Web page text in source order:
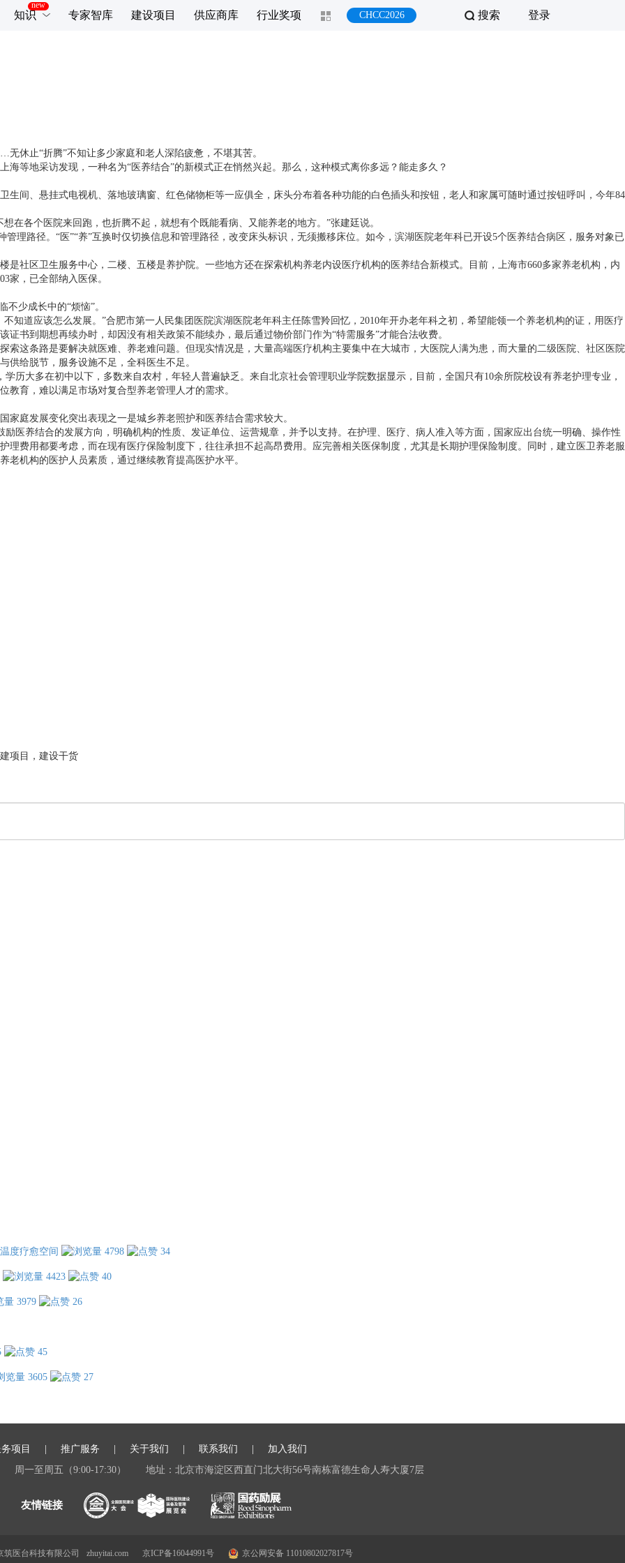
登录
搜索
知识 专家智库 建设项目 供应商库 行业奖项 CHCC2026
休止“折腾”不知让多少家庭和老人深陷疲惫，不堪其苦。
等地采访发现，一种名为“医养结合”的新模式正在悄然兴起。那么，这种模式离你多远？能走多久？
间、悬挂式电视机、落地玻璃窗、红色储物柜等一应俱全，床头分布着各种功能的白色插头和按钮，老人和家属可随时通过按钮呼叫，今年84
在各个医院来回跑，也折腾不起，就想有个既能看病、又能养老的地方。”张建廷说。
管理路径。“医”“养”互换时仅切换信息和管理路径，改变床头标识，无须搬移床位。如今，滨湖医院老年科已开设5个医养结合病区，服务对象已
社区卫生服务中心，二楼、五楼是养护院。一些地方还在探索机构养老内设医疗机构的医养结合新模式。目前，上海市660多家养老机构，内
家，已全部纳入医保。
少成长中的“烦恼”。
知道应该怎么发展。”合肥市第一人民集团医院滨湖医院老年科主任陈雪羚回忆，2010年开办老年科之初，希望能领一个养老机构的证，用医疗
书到期想再续办时，却因没有相关政策不能续办，最后通过物价部门作为“特需服务”才能合法收费。
这条路是要解决就医难、养老难问题。但现实情况是，大量高端医疗机构主要集中在大城市，大医院人满为患，而大量的二级医院、社区医院
供给脱节，服务设施不足，全科医生不足。
历大多在初中以下，多数来自农村，年轻人普遍缺乏。来自北京社会管理职业学院数据显示，目前，全国只有10余所院校设有养老护理专业，
育，难以满足市场对复合型养老管理人才的需求。
庭发展变化突出表现之一是城乡养老照护和医养结合需求较大。
励医养结合的发展方向，明确机构的性质、发证单位、运营规章，并予以支持。在护理、医疗、病人准入等方面，国家应出台统一明确、操作性
理费用都要考虑，而在现有医疗保险制度下，往往承担不起高昂费用。应完善相关医保制度，尤其是长期护理保险制度。同时，建立医卫养老服
机构的医护人员素质，通过继续教育提高医护水平。
项目，建设干货
度疗愈空间 4798 34
4423 40
3979 26
45
3605 27
项目 推广服务 关于我们 联系我们
加入我们
周一至周五（9:00-17:30）
地址：北京市海淀区西直门北大街56号南栋富德生命人寿大厦7层
医台科技有限公司 zhuyitai.com 京ICP备16044991号 京公网安备 11010802027817号